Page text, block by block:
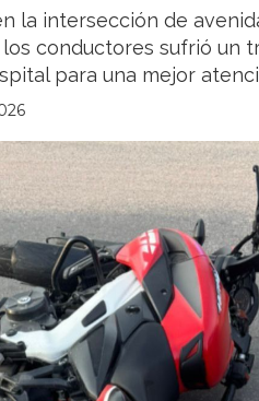
la intersección de
conductores sufrió un
para una mejor